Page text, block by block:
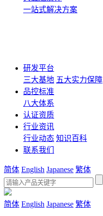
一站式解决方案
研发平台
三大基地 五大实力保障
品控标准
八大体系
认证资质
行业资讯
行业动态 知识百科
联系我们
简体 English Japanese 繁体
简体 English Japanese 繁体